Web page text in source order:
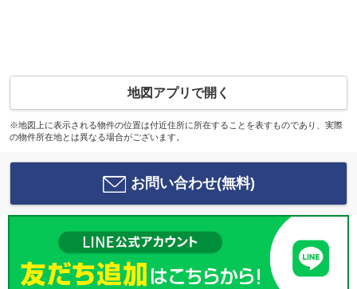
地図アプリで開く
※地図上に表示される物件の位置は付近住所に所在することを表すものであり、実際
の物件所在地とは異なる場合がございます。
お問い合わせ(無料)